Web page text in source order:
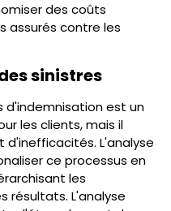
des coûts
assurés contre les
sinistres
est un
les clients, mais il
L'analyse
ce processus en
les
résultats. L'analyse